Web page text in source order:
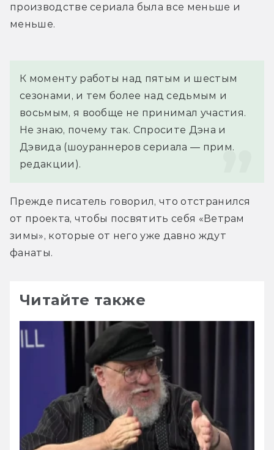
производстве сериала была все меньше и
меньше.
К моменту работы над пятым и шестым
сезонами, и тем более над седьмым и
восьмым, я вообще не принимал участия.
Не знаю, почему так. Спросите Дэна и
Дэвида (шоураннеров сериала — прим.
редакции).
Прежде писатель говорил, что отстранился
от проекта, чтобы посвятить себя «Ветрам
зимы», которые от него уже давно ждут
фанаты.
Читайте также